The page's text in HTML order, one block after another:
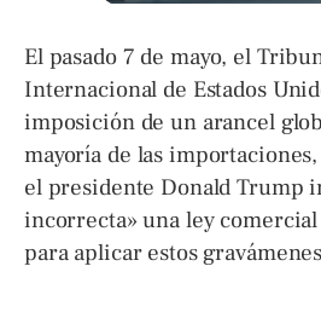
El pasado 7 de mayo, el
Internacional de Estados
imposición de un arancel
mayoría de las
el presidente Donald Trump
incorrecta» una ley comercial
para aplicar estos